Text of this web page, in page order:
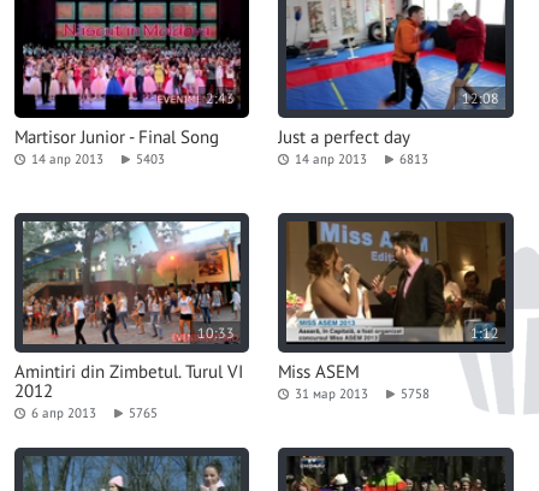
2:43
Martisor Junior - Final Song
14 апр 2013 5403
12:08
Just a perfect day
14 апр 2013 6813
10:33
Amintiri din Zimbetul. Turul VI
2012
6 апр 2013 5765
1:12
Miss ASEM
31 мар 2013 5758